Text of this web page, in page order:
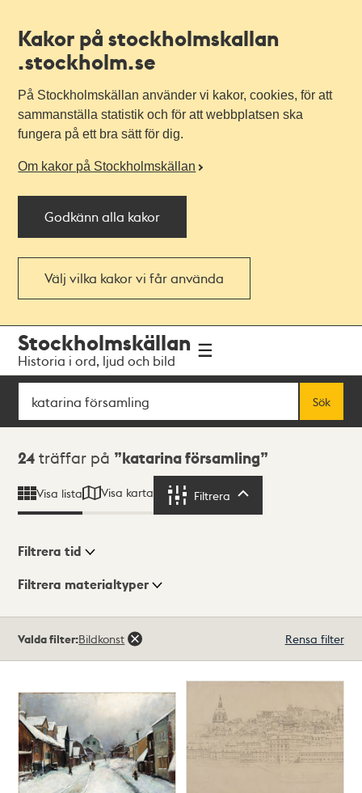
Kakor på stockholmskallan
.stockholm.se
På Stockholmskällan använder vi kakor, cookies, för att
sammanställa statistik och för att webbplatsen ska
fungera på ett bra sätt för dig.
Om kakor på Stockholmskällan
Godkänn alla kakor
Välj vilka kakor vi får använda
navigationen
huvudinnehållet
Stockholmskällan
Historia i ord, ljud och bild
Sök
Sök
Sökresultat
24 träffar på katarina församling
Visa lista Visa karta Filtrera
Visningsläge
Filtrera tid
Filtrera materialtyper
träffar
Valda filter:Bildkonst Rensa filter